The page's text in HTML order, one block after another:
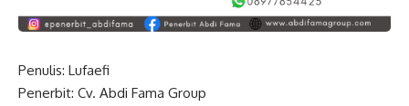
Penulis: Lufaefi
Penerbit: Cv. Abdi Fama Group